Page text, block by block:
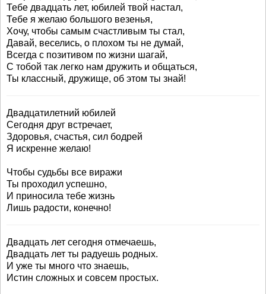
Тебе двадцать лет, юбилей твой настал,
Тебе я желаю большого везенья,
Хочу, чтобы самым счастливым ты стал,
Давай, веселись, о плохом ты не думай,
Всегда с позитивом по жизни шагай,
С тобой так легко нам дружить и общаться,
Ты классный, дружище, об этом ты знай!
Двадцатилетний юбилей
Сегодня друг встречает,
Здоровья, счастья, сил бодрей
Я искренне желаю!
Чтобы судьбы все виражи
Ты проходил успешно,
И приносила тебе жизнь
Лишь радости, конечно!
Двадцать лет сегодня отмечаешь,
Двадцать лет ты радуешь родных.
И уже ты много что знаешь,
Истин сложных и совсем простых.